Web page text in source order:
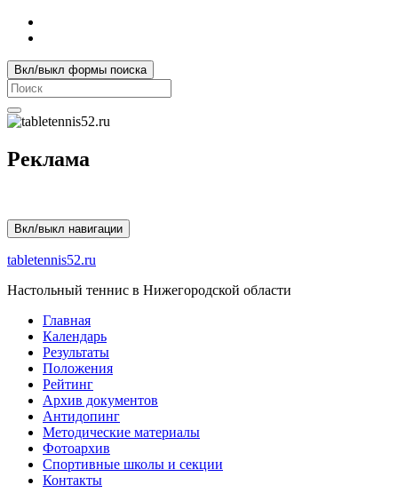
Вкл/выкл формы поиска
Search
for:
Реклама
Вкл/выкл навигации
tabletennis52.ru
Настольный теннис в Нижегородской области
Главная
Календарь
Результаты
Положения
Рейтинг
Архив документов
Антидопинг
Методические материалы
Фотоархив
Спортивные школы и секции
Контакты